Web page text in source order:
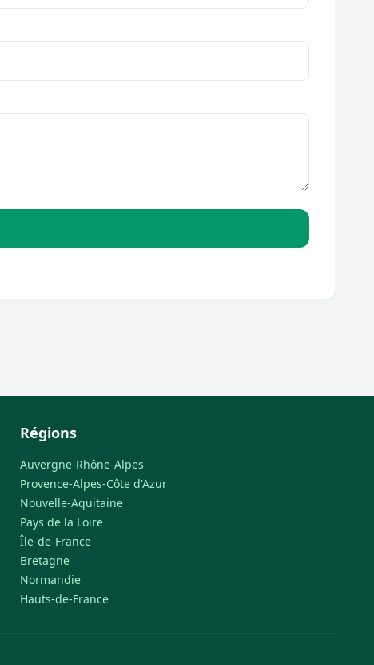
Régions
Auvergne-Rhône-Alpes
Provence-Alpes-Côte d'Azur
Nouvelle-Aquitaine
Pays de la Loire
Île-de-France
Bretagne
Normandie
Hauts-de-France